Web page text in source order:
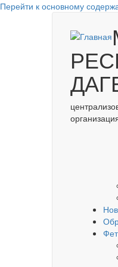
Перейти к основному